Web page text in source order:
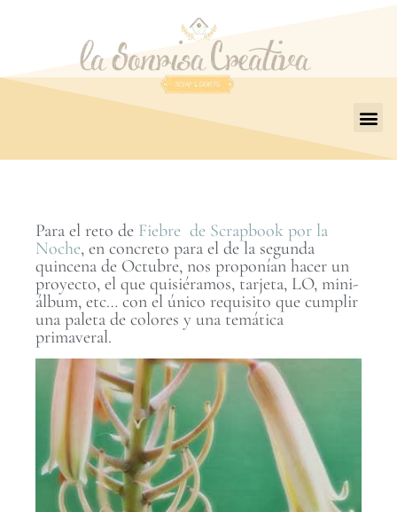
Para el reto de Fiebre de Scrapbook por la
Noche, en concreto para el de la segunda
quincena de Octubre, nos proponían hacer un
proyecto, el que quisiéramos, tarjeta, LO, mini-
álbum, etc… con el único requisito que cumplir
una paleta de colores y una temática
primaveral.